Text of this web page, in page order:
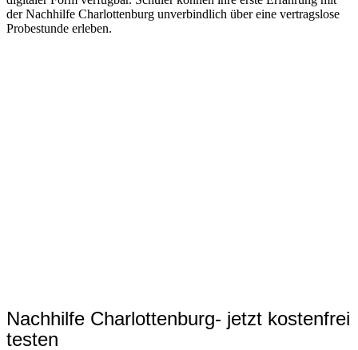
der Nachhilfe Charlottenburg unverbindlich über eine vertragslose
Probestunde erleben.
Nachhilfe Charlottenburg- jetzt kostenfrei
testen